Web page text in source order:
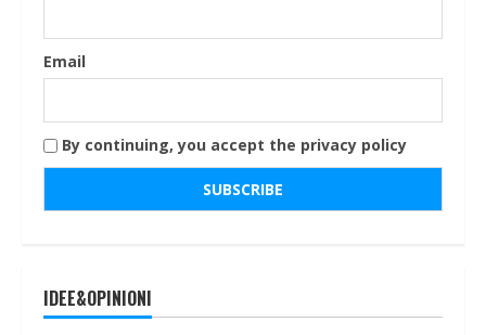
Email
By continuing, you accept the privacy policy
IDEE&OPINIONI